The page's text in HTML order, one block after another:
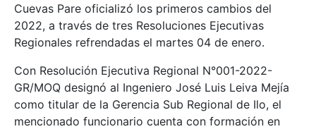
Cuevas Pare oficializó los primeros cambios del
2022, a través de tres Resoluciones Ejecutivas
Regionales refrendadas el martes 04 de enero.
Con Resolución Ejecutiva Regional N°001-2022-
GR/MOQ designó al Ingeniero José Luis Leiva Mejía
como titular de la Gerencia Sub Regional de Ilo, el
mencionado funcionario cuenta con formación en